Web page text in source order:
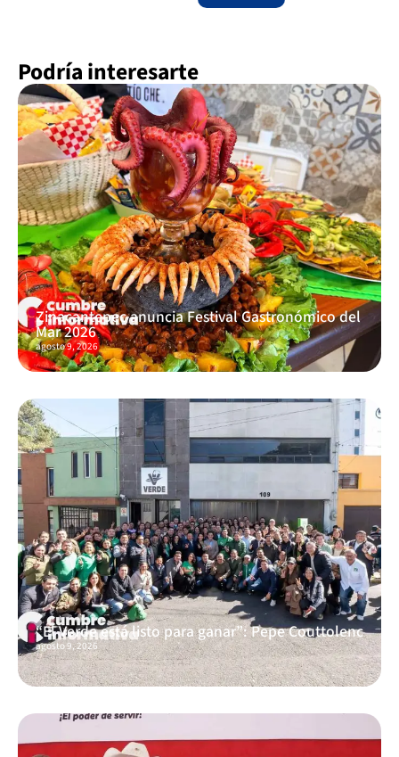
Podría interesarte
Zinacantepec anuncia Festival Gastronómico del
Mar 2026
agosto 9, 2026
“El Verde está listo para ganar”: Pepe Couttolenc
agosto 9, 2026